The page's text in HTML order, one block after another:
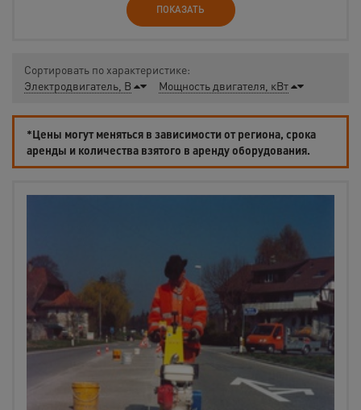
ПОКАЗАТЬ
Сортировать по характеристике:
Электродвигатель, В
Мощность двигателя, кВт
*Цены могут меняться в зависимости от региона, срока
аренды и количества взятого в аренду оборудования.